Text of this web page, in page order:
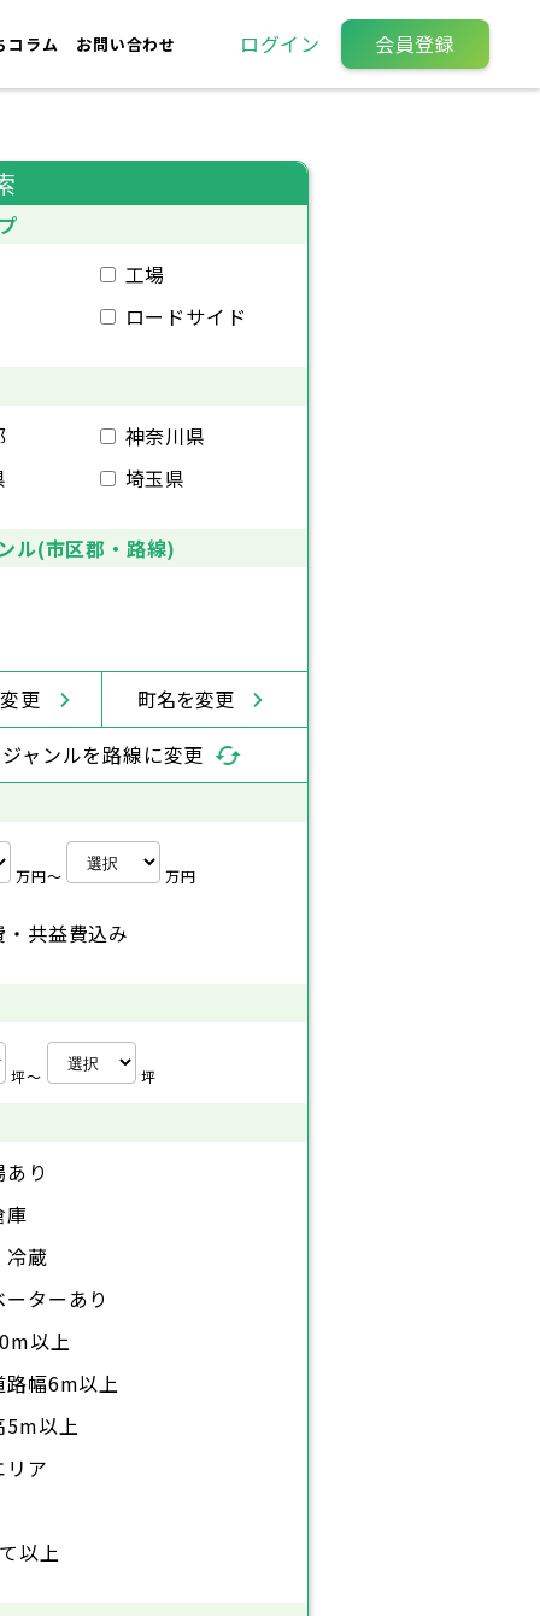
コラム お問い合わせ ログイン 会員登録
工場
ロードサイド
神奈川県
埼玉県
ル(市区郡・路線)
更
町名を変更
ャンルを路線に変更
万円〜 万円
・共益費込み
坪〜 坪
り
庫
冷蔵
ターあり
以上
路幅6m以上
5m以上
リア
以上